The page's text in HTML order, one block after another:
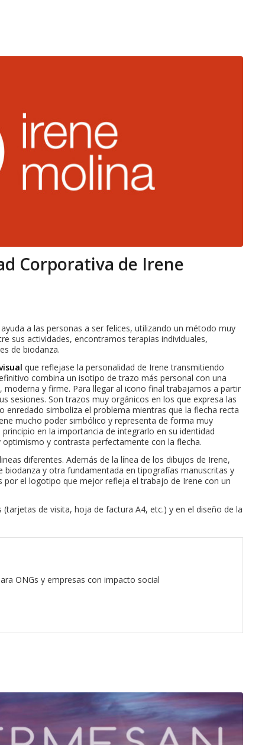
Corporativa de Irene
a las personas a ser felices, utilizando un método muy
sus actividades, encontramos terapias individuales,
de biodanza.
que reflejase la personalidad de Irene transmitiendo
combina un isotipo de trazo más personal con una
moderna y firme. Para llegar al icono final trabajamos a partir
sesiones. Son trazos muy orgánicos en los que expresa las
enredado simboliza el problema mientras que la flecha recta
mucho poder simbólico y representa de forma muy
en la importancia de integrarlo en su identidad
y contrasta perfectamente con la flecha.
diferentes. Además de la línea de los dibujos de Irene,
biodanza y otra fundamentada en tipografías manuscritas y
por el logotipo que mejor refleja el trabajo de Irene con un
de visita, hoja de factura A4, etc.) y en el diseño de la
ONGs y empresas con impacto social